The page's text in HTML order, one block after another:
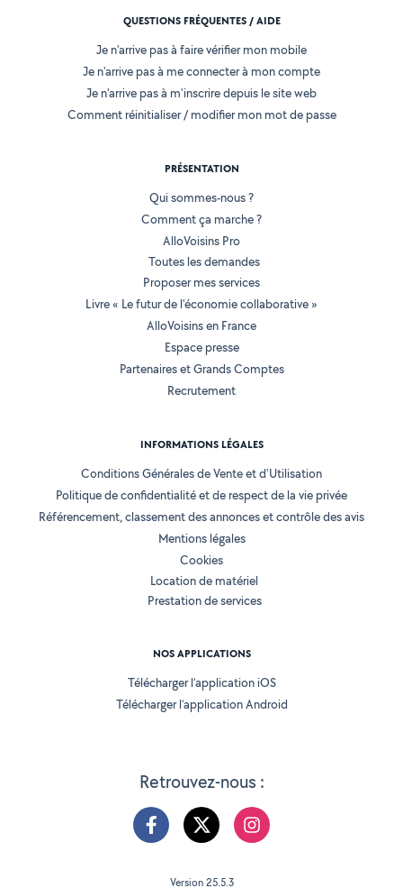
Retrouvez-nous :
QUESTIONS FRÉQUENTES / AIDE
Je n'arrive pas à faire vérifier mon mobile
Je n'arrive pas à me connecter à mon compte
Je n'arrive pas à m'inscrire depuis le site web
Comment réinitialiser / modifier mon mot de passe
PRÉSENTATION
Qui sommes-nous ?
Comment ça marche ?
AlloVoisins Pro
Toutes les demandes
Proposer mes services
Livre « Le futur de l'économie collaborative »
AlloVoisins en France
Espace presse
Partenaires et Grands Comptes
Recrutement
INFORMATIONS LÉGALES
Conditions Générales de Vente et d'Utilisation
Politique de confidentialité et de respect de la vie privée
Référencement, classement des annonces et contrôle des avis
Mentions légales
Cookies
Location de matériel
Prestation de services
NOS APPLICATIONS
Télécharger l’application iOS
Télécharger l’application Android
Version 25.5.3